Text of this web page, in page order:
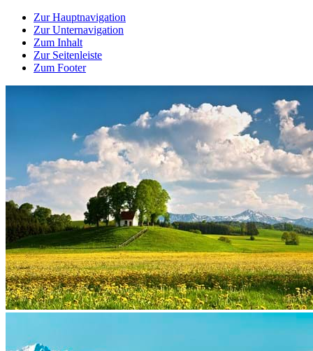
Zur Hauptnavigation
Zur Unternavigation
Zum Inhalt
Zur Seitenleiste
Zum Footer